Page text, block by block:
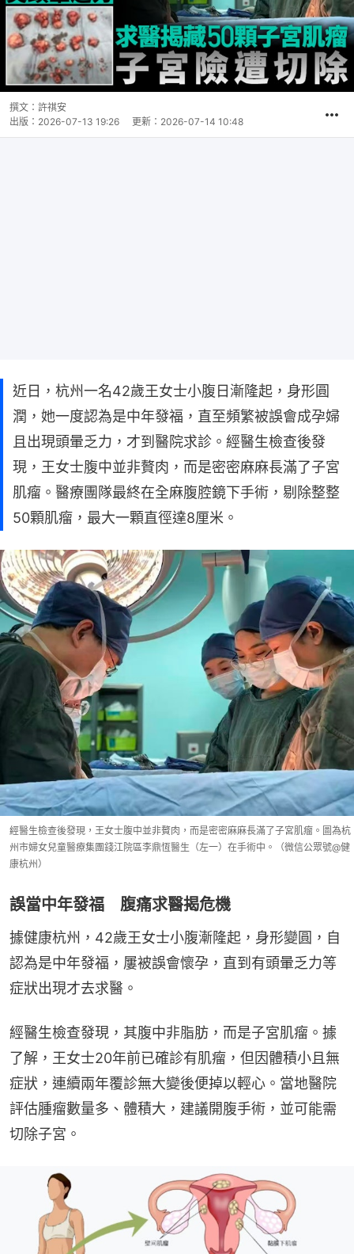
撰文： 許祺安
出版： 2026-07-13 19:26 更新： 2026-07-14 10:48
近日，杭州一名42歲王女士小腹日漸隆起，身形圓
潤，她一度認為是中年發福，直至頻繁被誤會成孕婦
且出現頭暈乏力，才到醫院求診。經醫生檢查後發
現，王女士腹中並非贅肉，而是密密麻麻長滿了子宮
肌瘤。醫療團隊最終在全麻腹腔鏡下手術，剔除整整
50顆肌瘤，最大一顆直徑達8厘米。
經醫生檢查後發現，王女士腹中並非贅肉，而是密密麻麻長滿了子宮肌瘤。圖為杭
州市婦女兒童醫療集團錢江院區李鼎恆醫生（左一）在手術中。（微信公眾號@健
康杭州）
誤當中年發福 腹痛求醫揭危機
據健康杭州，42歲王女士小腹漸隆起，身形變圓，自
認為是中年發福，屢被誤會懷孕，直到有頭暈乏力等
症狀出現才去求醫。
經醫生檢查發現，其腹中非脂肪，而是子宮肌瘤。據
了解，王女士20年前已確診有肌瘤，但因體積小且無
症狀，連續兩年覆診無大變後便掉以輕心。當地醫院
評估腫瘤數量多、體積大，建議開腹手術，並可能需
切除子宮。